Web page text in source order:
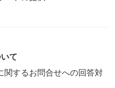
て
関するお問合せへの回答対